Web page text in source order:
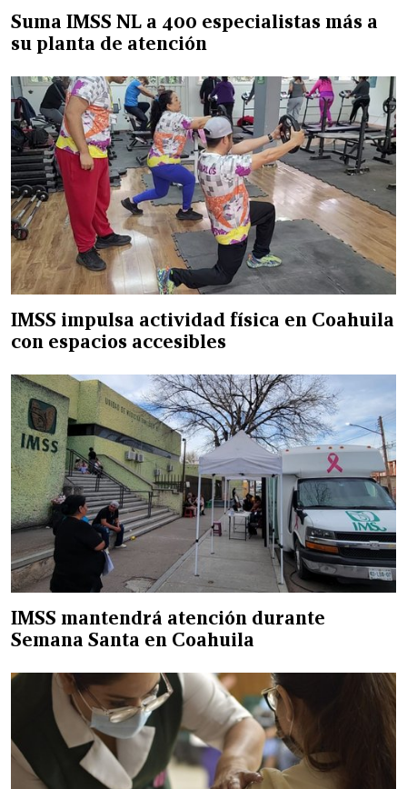
Suma IMSS NL a 400 especialistas más a
su planta de atención
IMSS impulsa actividad física en Coahuila
con espacios accesibles
IMSS mantendrá atención durante
Semana Santa en Coahuila